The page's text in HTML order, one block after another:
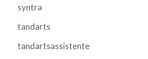
syntra
tandarts
tandartsassistente